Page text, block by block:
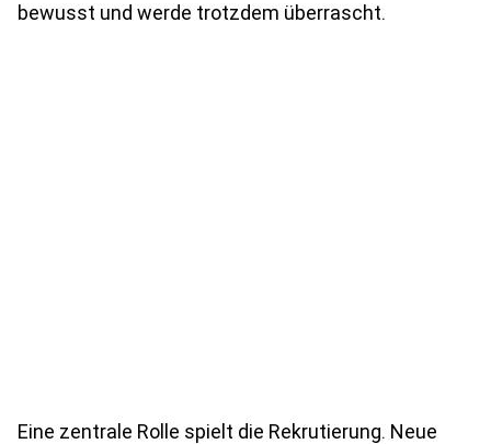
bewusst und werde trotzdem überrascht.
Eine zentrale Rolle spielt die Rekrutierung. Neue